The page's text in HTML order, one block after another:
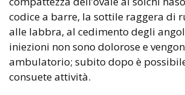
codice a barre, la sottile raggera di
alle labbra, al cedimento degli
iniezioni non sono dolorose e
ambulatorio; subito dopo è
consuete attività.